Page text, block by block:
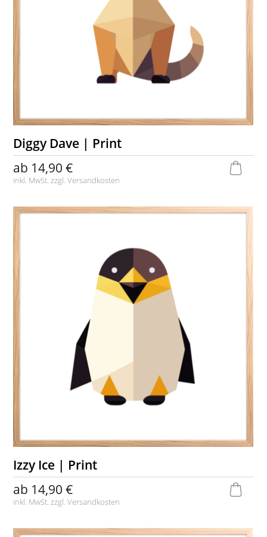
Diggy Dave | Print
ab 14,90 €
inkl. MwSt. zzgl.Versandkosten
Izzy Ice | Print
ab 14,90 €
inkl. MwSt. zzgl.Versandkosten